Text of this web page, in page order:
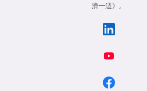
濟一週》 。